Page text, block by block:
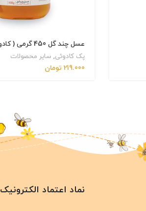
عسل چند گل 450 گرمی ( کادویی )
پک کادوئی, سایر محصولات
219.000 تومان
نماد اعتماد الکترونیک